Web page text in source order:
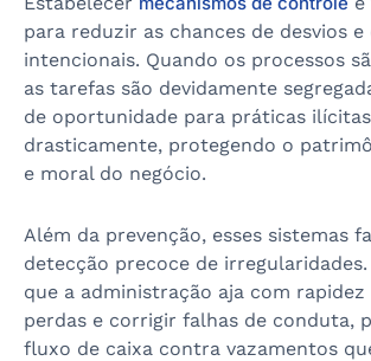
para reduzir as chances de desvios e
intencionais. Quando os processos
as tarefas são devidamente
de oportunidade para práticas
drasticamente, protegendo o
e moral do negócio.
Além da prevenção, esses sistemas
detecção precoce de
que a administração aja com
perdas e corrigir falhas de conduta,
fluxo de caixa contra vazamentos